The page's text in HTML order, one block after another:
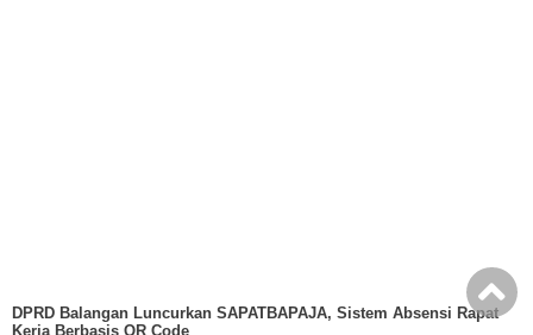
DPRD Balangan Luncurkan SAPATBAPAJA, Sistem Absensi Rapat
Kerja Berbasis QR Code